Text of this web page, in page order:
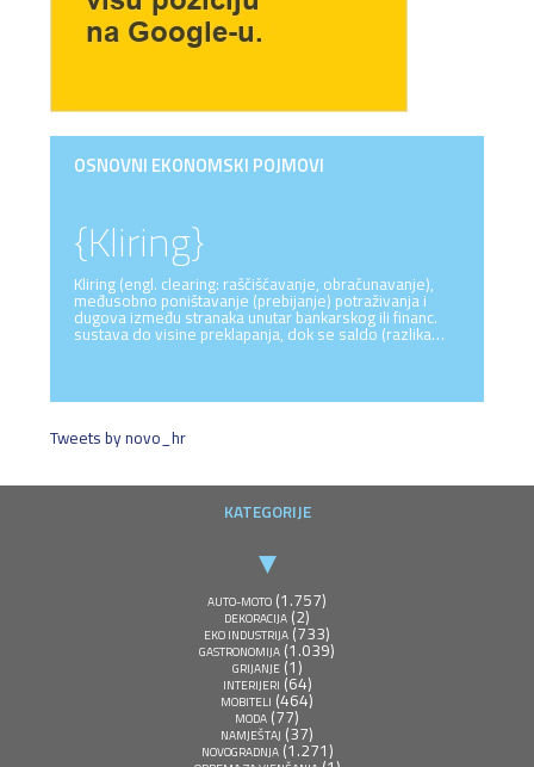
OSNOVNI EKONOMSKI POJMOVI
{Kliring}
Kliring (engl. clearing: raščišćavanje, obračunavanje),
međusobno poništavanje (prebijanje) potraživanja i
dugova između stranaka unutar bankarskog ili financ.
sustava do visine preklapanja, dok se saldo (razlika…
Tweets by novo_hr
KATEGORIJE
AUTO-MOTO (1.757)
DEKORACIJA (2)
EKO INDUSTRIJA (733)
GASTRONOMIJA (1.039)
GRIJANJE(1)
INTERIJERI (64)
MOBITELI (464)
MODA (77)
NAMJEŠTAJ (37)
NOVOGRADNJA(1.271)